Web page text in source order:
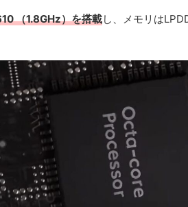
（1.8GHz）を搭載し、メモリは